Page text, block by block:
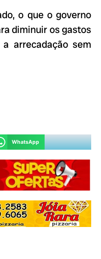
o que o governo
diminuir os gastos
arrecadação sem
WhatsApp